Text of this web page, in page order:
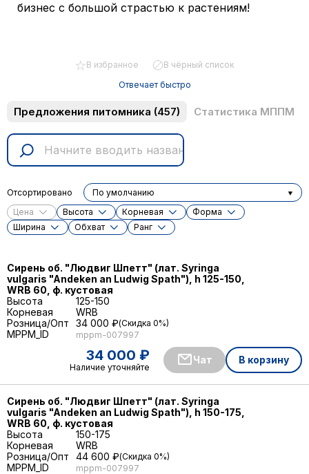
В избранное
В чёрный список
Отвечает быстро
бизнес с большой страстью к растениям!
Предложения питомника (457) Статистика МППМ
Цена Высота Корневая
Форма
Ширина
Обхват Ранг
Отсортировано По умолчанию
Сирень об. "Людвиг Шпетт" (лат. Sуringa
vulgaris "Andeken an Ludwig Spath"), h 125-150,
WRB 60, ф. кустовая
Высота
125-150
Корневая
WRB
Розница/Опт
34 000 ₽ Скидка 0%
34 000 ₽
Наличие уточняйте
Чат В корзину
MPPM_ID mppm-007997
Сирень об. "Людвиг Шпетт" (лат. Sуringa
vulgaris "Andeken an Ludwig Spath"), h 150-175,
WRB 60, ф. кустовая
Высота
150-175
Корневая
WRB
Розница/Опт
44 600 ₽ Скидка 0%
MPPM_ID mppm-007997